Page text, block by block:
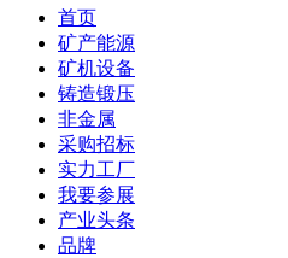
首页
矿产能源
矿机设备
铸造锻压
非金属
采购招标
实力工厂
我要参展
产业头条
品牌